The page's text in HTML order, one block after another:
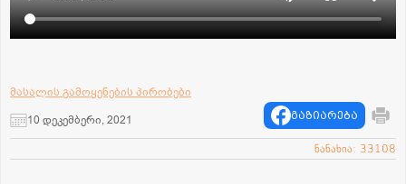
მასალის გამოყენების პირობები
10 დეკემბერი, 2021
გაზიარება
ნანახია: 33108